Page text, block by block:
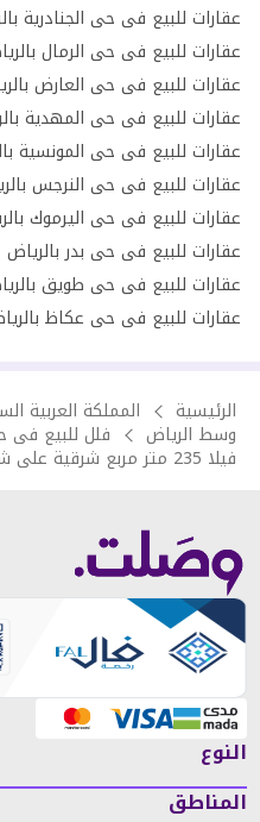
عقارات للبيع فى حى الجنادرية
عقارات للبيع فى حى الرمال
عقارات للبيع فى حى العارض
عقارات للبيع فى حى المهدية
عقارات للبيع فى حى المونسية
عقارات للبيع فى حى النرجس
عقارات للبيع فى حى اليرموك
عقارات للبيع فى حى بدر بالرياض
عقارات للبيع فى حى طويق
عقارات للبيع فى حى عكاظ
الرئيسية المملكة العربية
وسط الرياض فلل للبيع فى
فيلا 235 متر مربع شرقية على شارع 20م
النوع
المناطق